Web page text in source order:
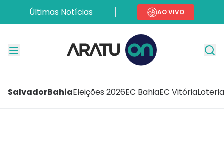
Últimas Notícias AO VIVO
SalvadorBahiaEleições 2026EC BahiaEC Vitória